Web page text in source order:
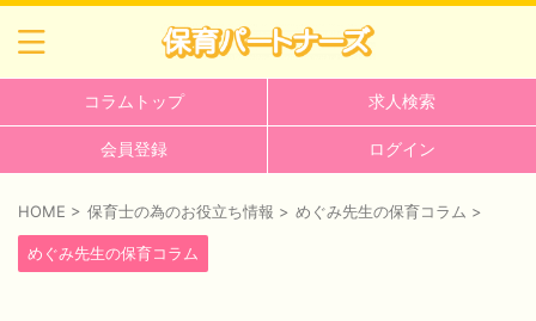
コラムトップ 求人検索
会員登録 ログイン
HOME > 保育士の為のお役立ち情報 > めぐみ先生の保育コラム >
めぐみ先生の保育コラム